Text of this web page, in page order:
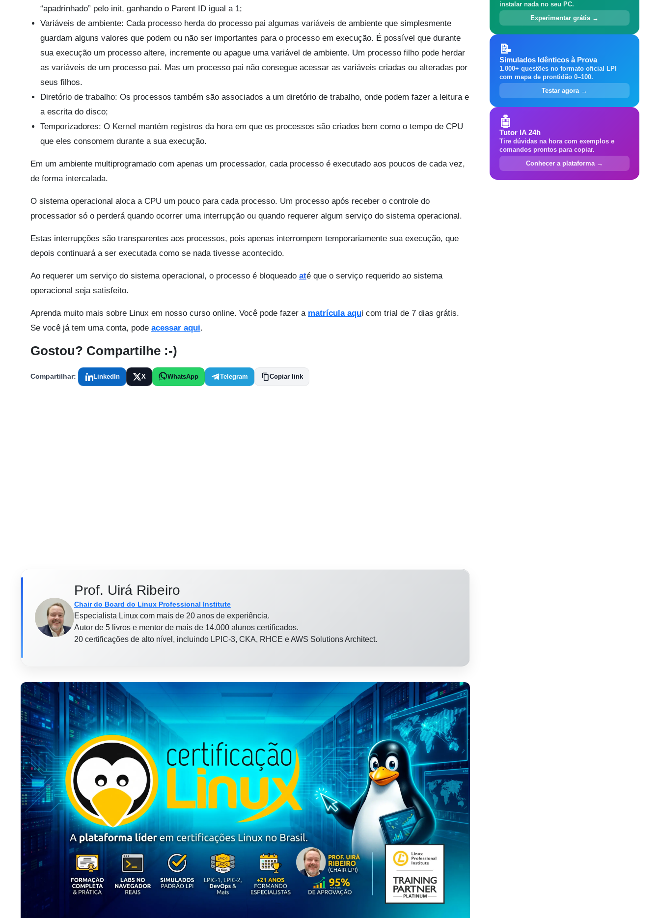
“apadrinhado” pelo init, ganhando o Parent ID igual a 1;
Variáveis de ambiente: Cada processo herda do processo pai algumas variáveis de ambiente que simplesmente
guardam alguns valores que podem ou não ser importantes para o processo em execução. É possível que durante
sua execução um processo altere, incremente ou apague uma variável de ambiente. Um processo filho pode herdar
as variáveis de um processo pai. Mas um processo pai não consegue acessar as variáveis criadas ou alteradas por
seus filhos.
Diretório de trabalho: Os processos também são associados a um diretório de trabalho, onde podem fazer a leitura e
a escrita do disco;
Temporizadores: O Kernel mantém registros da hora em que os processos são criados bem como o tempo de CPU
que eles consomem durante a sua execução.
Em um ambiente multiprogramado com apenas um processador, cada processo é executado aos poucos de cada vez,
de forma intercalada.
O sistema operacional aloca a CPU um pouco para cada processo. Um processo após receber o controle do
processador só o perderá quando ocorrer uma interrupção ou quando requerer algum serviço do sistema operacional.
Estas interrupções são transparentes aos processos, pois apenas interrompem temporariamente sua execução, que
depois continuará a ser executada como se nada tivesse acontecido.
Ao requerer um serviço do sistema operacional, o processo é bloqueado até que o serviço requerido ao sistema
operacional seja satisfeito.
Aprenda muito mais sobre Linux em nosso curso online. Você pode fazer a matrícula aqui com trial de 7 dias grátis.
Se você já tem uma conta, pode acessar aqui.
Gostou? Compartilhe :-)
Compartilhar: LinkedIn X WhatsApp Telegram Copiar link
Prof. Uirá Ribeiro
Chair do Board do Linux Professional Institute
Especialista Linux com mais de 20 anos de experiência.
Autor de 5 livros e mentor de mais de 14.000 alunos certificados.
20 certificações de alto nível, incluindo LPIC-3, CKA, RHCE e AWS Solutions Architect.
instalar nada no seu PC.
Experimentar grátis →
📝
Simulados Idênticos à Prova
1.000+ questões no formato oficial LPI
com mapa de prontidão 0–100.
Testar agora →
🤖
Tutor IA 24h
Tire dúvidas na hora com exemplos e
comandos prontos para copiar.
Conhecer a plataforma →